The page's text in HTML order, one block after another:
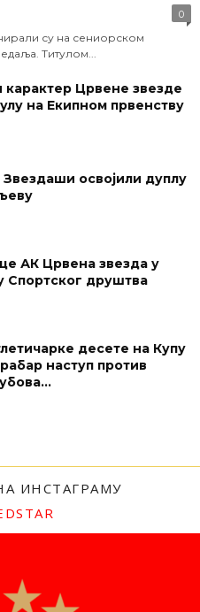
0
су на сениорском
Титулом...
Црвене звезде
на Екипном првенству
Звездаши освојили дуплу
АК Црвена звезда у
Спортског друштва
десете на Купу
наступ против
ИНСТАГРАМУ